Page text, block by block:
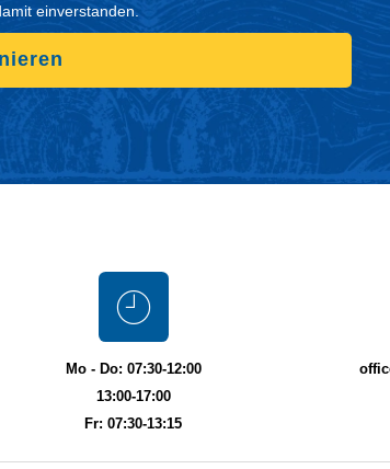
einverstanden.
Mo - Do: 07:30-12:00
13:00-17:00
Fr: 07:30-13:15